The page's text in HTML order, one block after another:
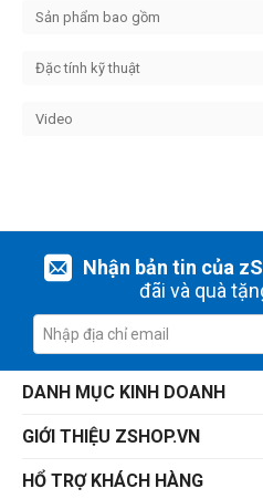
Sản phẩm bao gồm
Đặc tính kỹ thuật
Video
Nhận bản tin của
đãi và quà
DANH MỤC KINH DOANH
GIỚI THIỆU ZSHOP.VN
HỔ TRỢ KHÁCH HÀNG